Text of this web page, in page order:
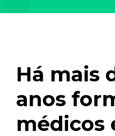
Há mais
anos
médicos